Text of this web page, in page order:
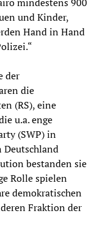
und Kinder,
Hand in Hand
der
die
(RS), eine
u.a. enge
(SWP) in
bestanden sie
Rolle spielen
demokratischen
Fraktion der